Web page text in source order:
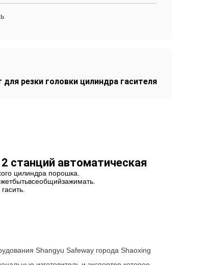
резки головки цилиндра гасителя
станций автоматическая
цилиндра порошка.
Shangyu Safeway города Shaoxing